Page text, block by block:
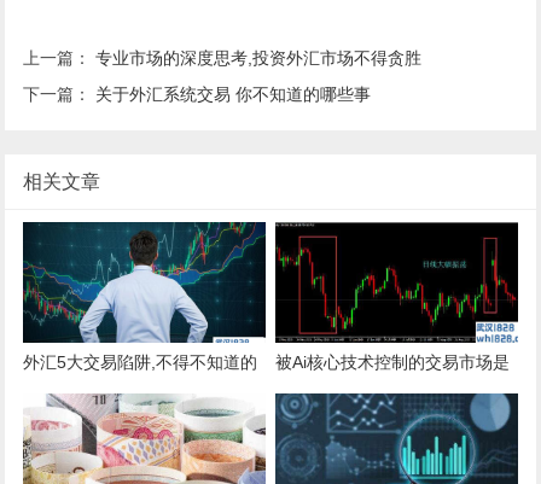
上一篇：专业市场的深度思考,投资外汇市场不得贪胜
下一篇： 关于外汇系统交易 你不知道的哪些事
相关文章
外汇5大交易陷阱,不得不知道的
秘密!
被Ai核心技术控制的交易市场是
中国人工智能的盲点